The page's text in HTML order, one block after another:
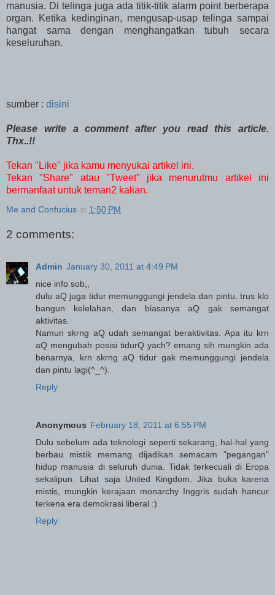
manusia. Di telinga juga ada titik-titik alarm point berberapa
organ. Ketika kedinginan, mengusap-usap telinga sampai
hangat sama dengan menghangatkan tubuh secara
keseluruhan.
sumber : disini
Please write a comment after you read this article.
Thx..!!
Tekan "Like" jika kamu menyukai artikel ini.
Tekan "Share" atau "Tweet" jika menurutmu artikel ini
bermanfaat untuk teman2 kalian.
Me and Confucius at 1:50 PM
2 comments:
Admin January 30, 2011 at 4:49 PM
nice info sob,,
dulu aQ juga tidur memunggungi jendela dan pintu. trus klo
bangun kelelahan, dan biasanya aQ gak semangat
aktivitas.
Namun skrng aQ udah semangat beraktivitas. Apa itu krn
aQ mengubah posisi tidurQ yach? emang sih mungkin ada
benarnya, krn skrng aQ tidur gak memunggungi jendela
dan pintu lagi(^_^).
Reply
Anonymous February 18, 2011 at 6:55 PM
Dulu sebelum ada teknologi seperti sekarang, hal-hal yang
berbau mistik memang dijadikan semacam "pegangan"
hidup manusia di seluruh dunia. Tidak terkecuali di Eropa
sekalipun. Lihat saja United Kingdom. Jika buka karena
mistis, mungkin kerajaan monarchy Inggris sudah hancur
terkena era demokrasi liberal :)
Reply